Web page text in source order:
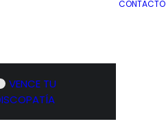
VENCE TU
CONTACTO